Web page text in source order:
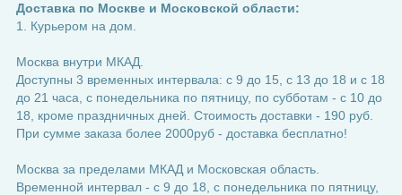
Доставка по Москве и Московской области:
1. Курьером на дом.
Москва внутри МКАД.
Доступны 3 временных интервала: с 9 до 15, с 13 до 18 и с 18
до 21 часа, с понедельника по пятницу, по субботам - с 10 до
18, кроме праздничных дней. Стоимость доставки - 190 руб.
При сумме заказа более 2000руб - доставка бесплатно!
Москва за пределами МКАД и Московская область.
Временной интервал - с 9 до 18, с понедельника по пятницу,